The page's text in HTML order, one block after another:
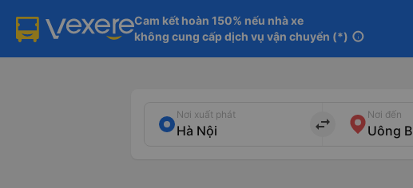
Cam kết hoàn 150% nếu nhà xe
không cung cấp dịch vụ vận chuyển (*) info
Nơi xuất phát
import_export
Nơi đến